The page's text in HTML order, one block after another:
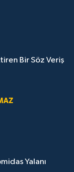
Bir Söz Veriş
Yalanı